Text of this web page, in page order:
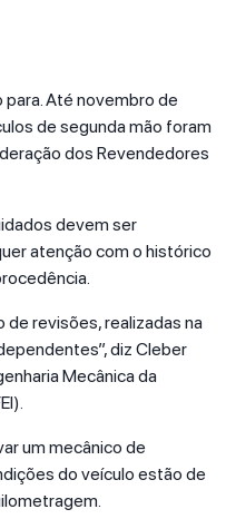
Até novembro de
de segunda mão foram
dos Revendedores
devem ser
atenção com o histórico
de revisões, realizadas na
diz Cleber
Mecânica da
um mecânico de
do veículo estão de